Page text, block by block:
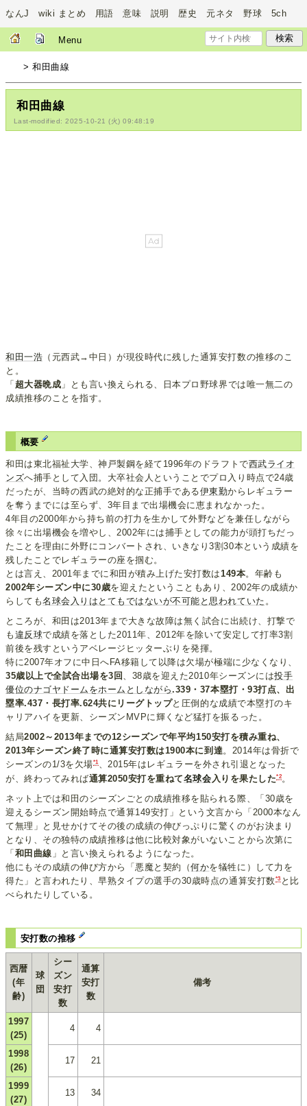
なんJ wiki まとめ 用語 意味 説明 歴史 元ネタ 野球 5ch
Menu
> 和田曲線
和田曲線
Last-modified: 2025-10-21 (火) 09:48:19
和田一浩 （元西武→中日）が現役時代に残した通算安打数の推移のこ
と。
「超大器晩成 」とも言い換えられる、日本プロ野球界では唯一無二の
成績推移のことを指す。
概要
和田は東北福祉大学、神戸製鋼を経て1996年のドラフトで西武ライオ
ンズへ捕手として入団。大卒社会人ということでプロ入り時点で24歳
だったが、当時の西武の絶対的な正捕手である伊東勤からレギュラー
を奪うまでには至らず、3年目まで出場機会に恵まれなかった。
4年目の2000年から持ち前の打力を生かして外野などを兼任しながら
徐々に出場機会を増やし、2002年には捕手としての能力が頭打ちだっ
たことを理由に外野にコンバートされ、いきなり3割30本という成績を
残したことでレギュラーの座を掴む。
とは言え、2001年までに和田が積み上げた安打数は149本。年齢も
2002年シーズン中に30歳を迎えたということもあり、2002年の成績か
らしても名球会入りはとてもではないが不可能と思われていた 。
ところが、和田は2013年まで大きな故障は無く試合に出続け、打撃で
も 違反球で成績を落とした2011年、2012年を除いて安定して打率3割
前後を残すというアベレージヒッターぶりを発揮。
特に2007年オフに中日へFA移籍して以降は欠場が極端に少なくなり、
35歳以上で全試合出場を3回 、38歳を迎えた2010年シーズンには投手
優位のナゴヤドームをホームとしながら.339・37本塁打・93打点、出
塁率.437・長打率.624共にリーグトップと圧倒的な成績で本塁打のキ
ャリアハイを更新、シーズンMVPに輝くなど猛打を振るった。
結局2002～2013年までの12シーズンで年平均150安打を積み重ね、
2013年シーズン終了時に通算安打数は1900本に到達。2014年は骨折で
シーズンの1/3を欠場*1、2015年はレギュラーを外され引退となった
が、終わってみれば通算2050安打を重ねて名球会 入りを果たした*2。
ネット上では和田のシーズンごとの成績推移を貼られる際、「30歳を
迎えるシーズン開始時点で通算149安打」という文言から「2000本なん
て無理」と見せかけてその後の成績の伸びっぷりに驚くのがお決まり
となり、その独特の成績推移は他に比較対象がいないことから次第に
「 和田曲線 」と言い換えられるようになった。
他にもその成績の伸び方から「悪魔と契約（何かを犠牲に）して力を
得た」と言われたり、早熟タイプの選手の30歳時点の通算安打数*3と比
べられたりしている。
安打数の推移
西暦
(年
齢)
球
団
シー
ズン
安打
数
通算
安打
数
備考
1997
(25)
4 4
1998
(26)
17 21
1999
(27)
13 34